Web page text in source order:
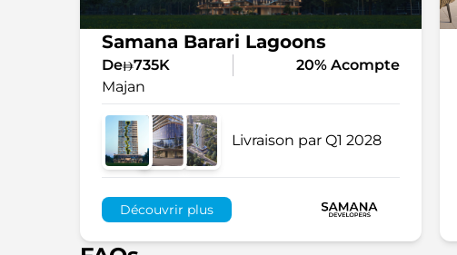
Samana Barari Lagoons
De 735K
20% Acompte
Majan
Livraison par Q1 2028
Découvrir plus